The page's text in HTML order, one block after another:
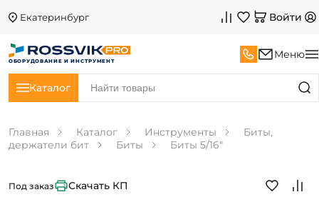
Екатеринбург Войти
ОБОРУДОВАНИЕ И ИНСТРУМЕНТ
Меню
Каталог
Главная Каталог Инструменты
Биты,
держатели бит
Биты Биты 5/16"
Под заказ Скачать КП